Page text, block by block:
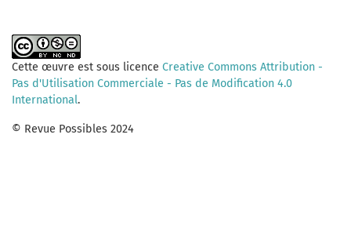
Cette œuvre est sous licence Creative Commons Attribution -
Pas d'Utilisation Commerciale - Pas de Modification 4.0
International.
© Revue Possibles 2024